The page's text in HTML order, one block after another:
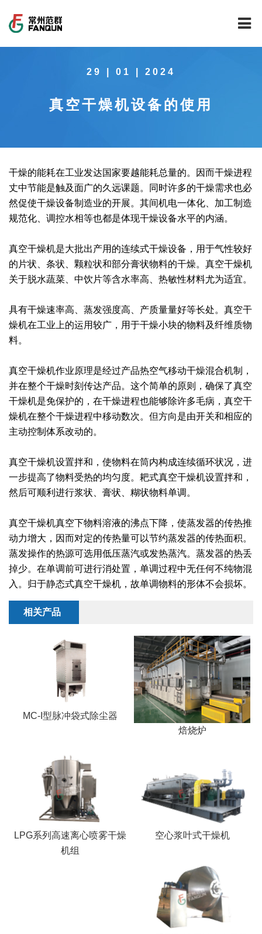
公司介绍
公司荣誉
范群文化
公司大事记
载体催化剂全自动生产线系列
回转圆筒干燥焙烧系列
气流干燥系列
喷雾干燥机系列
带式干燥焙烧系列
真空干燥系列
载体干燥系列
滚筒干燥系列
烘箱干燥系列
管束干燥系列
干燥配套装置
新能源新材料行业
制药行业
食品行业
环保行业
化工行业
技术中心
工程实验室
工程技术中心
质量监督技术中心
新闻中心
范群新闻
行业新闻
技术专栏
服务中心
常见问题
社会责任
全球契约组织成员
公共责任
社会责任报告
社会责任
绿色发展
绿色工厂
人才招聘
联系我们
29 | 01 | 2024
真空干燥机设备的使用
干燥的能耗在工业发达国家要越能耗总量的。因而干燥进程
丈中节能是触及面广的久远课题。同时许多的干燥需求也必
然促使干燥设备制造业的开展。其间机电一体化、加工制造
规范化、调控水相等也都是体现干燥设备水平的内涵。
真空干燥机是大批出产用的连续式干燥设备，用于气性较好
的片状、条状、颗粒状和部分膏状物料的干燥。真空干燥机
关于脱水蔬菜、中饮片等含水率高、热敏性材料尤为适宜。
具有干燥速率高、蒸发强度高、产质量量好等长处。真空干
燥机在工业上的运用较广，用于干燥小块的物料及纤维质物
料。
真空干燥机作业原理是经过产品热空气移动干燥混合机制，
并在整个干燥时刻传达产品。这个简单的原则，确保了真空
干燥机是免保护的，在干燥进程也能够除许多毛病，真空干
燥机在整个干燥进程中移动数次。但方向是由开关和相应的
主动控制体系改动的。
真空干燥机设置拌和，使物料在筒内构成连续循环状况，进
一步提高了物料受热的均匀度。耙式真空干燥机设置拌和，
然后可顺利进行浆状、膏状、糊状物料单调。
真空干燥机真空下物料溶液的沸点下降，使蒸发器的传热推
动力增大，因而对定的传热量可以节约蒸发器的传热面积。
蒸发操作的热源可选用低压蒸汽或发热蒸汽。蒸发器的热丢
掉少。在单调前可进行消处置，单调过程中无任何不纯物混
入。归于静态式真空干燥机，故单调物料的形体不会损坏。
相关产品
MC-I型脉冲袋式除尘器
焙烧炉
LPG系列高速离心喷雾干燥
机组
空心浆叶式干燥机